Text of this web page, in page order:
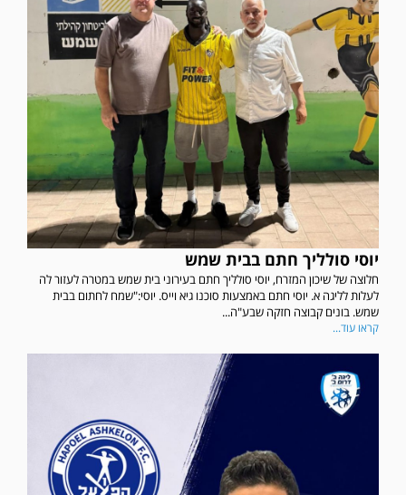
יוסי סולליך חתם בבית שמש
חלוצה של שיכון המזרח, יוסי סולליך חתם בעירוני בית שמש במטרה לעזור לה
לעלות לליגה א. יוסי חתם באמצעות סוכנו גיא וייס. יוסי:"שמח לחתום בבית
שמש. בונים קבוצה חזקה שבע"ה...
קראו עוד...